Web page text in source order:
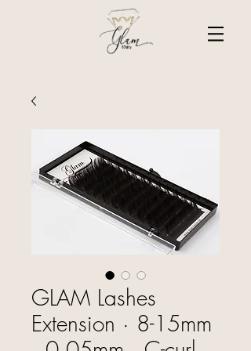
GLAM Lashes
Extension · 8-15mm